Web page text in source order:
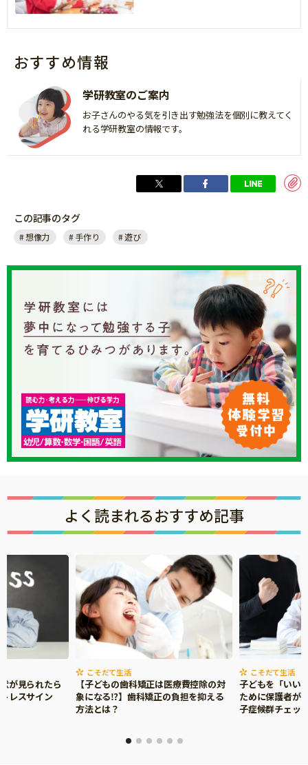
おすすめ情報
学研教室のご案内
お子さんのやる気を引き出す勉強法を個別に教えてく
れる学研教室の情報です。
この記事のタグ
想像力 手作り 遊び
よく読まれるおすすめ記事
が見られたら
レスサイン
こそだて生活
【子どもの歯科矯正は医療費控除の対
象になる⁉】歯科矯正の負担を抑える
方法とは？
こそだて生活
子どもを「いい
ために保護者が
子症候群チェッ